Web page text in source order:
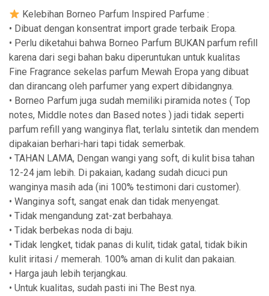
Kelebihan Borneo Parfum Inspired Parfume :
• Dibuat dengan konsentrat import grade terbaik Eropa.
• Perlu diketahui bahwa Borneo Parfum BUKAN parfum refill
karena dari segi bahan baku diperuntukan untuk kualitas
Fine Fragrance sekelas parfum Mewah Eropa yang dibuat
dan dirancang oleh parfumer yang expert dibidangnya.
• Borneo Parfum juga sudah memiliki piramida notes ( Top
notes, Middle notes dan Based notes ) jadi tidak seperti
parfum refill yang wanginya flat, terlalu sintetik dan mendem
dipakaian berhari-hari tapi tidak semerbak.
• TAHAN LAMA, Dengan wangi yang soft, di kulit bisa tahan
12-24 jam lebih. Di pakaian, kadang sudah dicuci pun
wanginya masih ada (ini 100% testimoni dari customer).
• Wanginya soft, sangat enak dan tidak menyengat.
• Tidak mengandung zat-zat berbahaya.
• Tidak berbekas noda di baju.
• Tidak lengket, tidak panas di kulit, tidak gatal, tidak bikin
kulit iritasi / memerah. 100% aman di kulit dan pakaian.
• Harga jauh lebih terjangkau.
• Untuk kualitas, sudah pasti ini The Best nya.